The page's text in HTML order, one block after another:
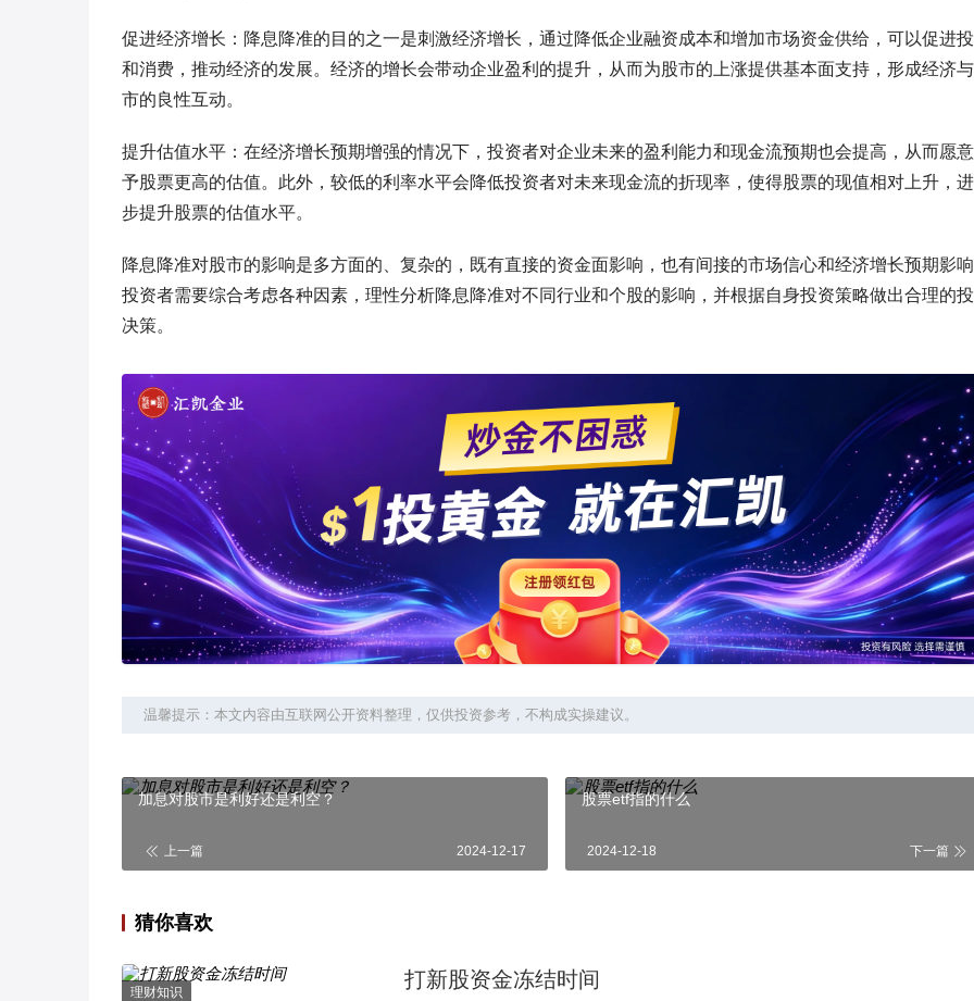
促进经济增长：降息降准的目的之一是刺激经济增长，通过降低企业融资成本和增加市场资金供给，可以促进
和消费，推动经济的发展。经济的增长会带动企业盈利的提升，从而为股市的上涨提供基本面支持，形成经济
市的良性互动。
提升估值水平：在经济增长预期增强的情况下，投资者对企业未来的盈利能力和现金流预期也会提高，从而愿
予股票更高的估值。此外，较低的利率水平会降低投资者对未来现金流的折现率，使得股票的现值相对上升，
步提升股票的估值水平。
降息降准对股市的影响是多方面的、复杂的，既有直接的资金面影响，也有间接的市场信心和经济增长预期影
投资者需要综合考虑各种因素，理性分析降息降准对不同行业和个股的影响，并根据自身投资策略做出合理的
决策。
温馨提示：本文内容由互联网公开资料整理，仅供投资参考，不构成实操建议。
加息对股市是利好还是利空？
上一篇 2024-12-17
股票etf指的什么
2024-12-18 下一篇
猜你喜欢
理财知识
打新股资金冻结时间